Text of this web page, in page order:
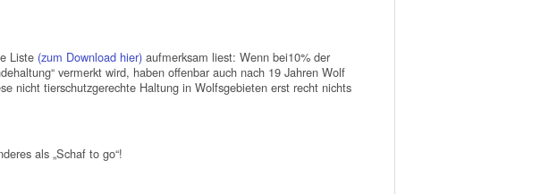
Liste (zum Download hier) aufmerksam liest: Wenn bei10% der
vermerkt wird, haben offenbar auch nach 19 Jahren Wolf
nicht tierschutzgerechte Haltung in Wolfsgebieten erst recht nichts
als „Schaf to go“!